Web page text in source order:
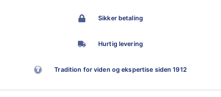
Sikker betaling
Hurtig levering
Tradition for viden og ekspertise siden 1912